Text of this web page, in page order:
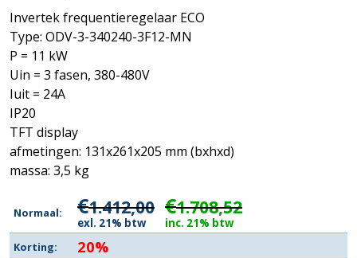
Invertek frequentieregelaar ECO
Type: ODV-3-340240-3F12-MN
P = 11 kW
Uin = 3 fasen, 380-480V
Iuit = 24A
IP20
TFT display
afmetingen: 131x261x205 mm (bxhxd)
massa: 3,5 kg
Normaal: €1.412,00
exl. 21% btw
€1.708,52
inc. 21% btw
Korting:
20%